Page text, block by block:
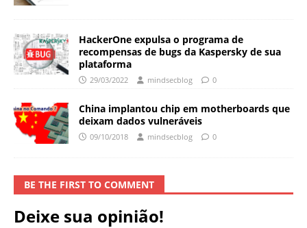
HackerOne expulsa o programa de
recompensas de bugs da Kaspersky de sua
plataforma
29/03/2022 mindsecblog 0
China implantou chip em motherboards que
deixam dados vulneráveis
09/10/2018 mindsecblog 0
BE THE FIRST TO COMMENT
Deixe sua opinião!